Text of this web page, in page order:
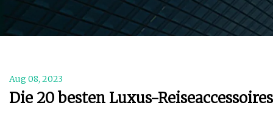
Aug 08, 2023
Die 20 besten Luxus-